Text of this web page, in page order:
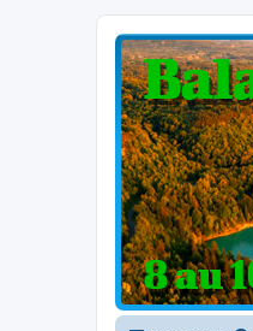
Clio V6
Le site français des